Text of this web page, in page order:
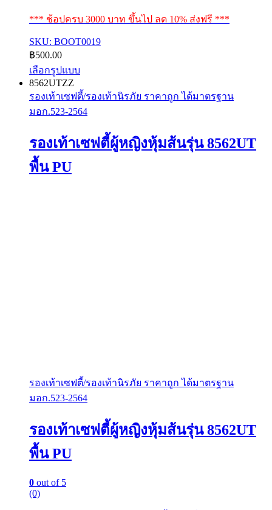
*** ช้อปครบ 3000 บาท ขึ้นไป ลด 10% ส่งฟรี ***
SKU: BOOT0019
฿500.00
เลือกรูปแบบ
This
product
has
multiple
The
options
may
be
8562UTZZ
รองเท้าเซฟตี้/รองเท้านิรภัย ราคาถูก ได้มาตรฐาน
มอก.523-2564
รองเท้าเซฟตี้ผู้หญิงหุ้มส้นรุ่น 8562UT
พื้น PU
รองเท้าเซฟตี้/รองเท้านิรภัย ราคาถูก ได้มาตรฐาน
มอก.523-2564
รองเท้าเซฟตี้ผู้หญิงหุ้มส้นรุ่น 8562UT
พื้น PU
0 out of 5
(0)